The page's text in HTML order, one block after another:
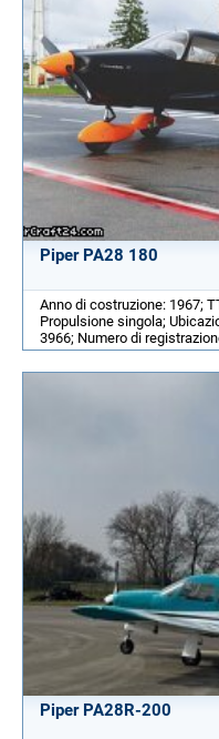
Piper PA28 180
Anno di costruzione: 1967;
Propulsione singola;
3966; Numero di
Piper PA28R-200